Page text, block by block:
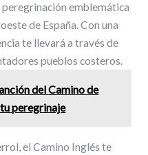
peregrinación emblemática
de España. Con una
te llevará a través de
pueblos costeros.
del Camino de
peregrinaje
el Camino Inglés te